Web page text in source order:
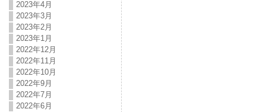
2023年4月
2023年3月
2023年2月
2023年1月
2022年12月
2022年11月
2022年10月
2022年9月
2022年7月
2022年6月